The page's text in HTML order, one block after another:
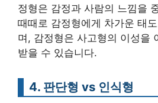
정형은 감정과 사람의 느낌을
때때로 감정형에게 차가운 태
며, 감정형은 사고형의 이성을
받을 수 있습니다.
4. 판단형 vs 인식형